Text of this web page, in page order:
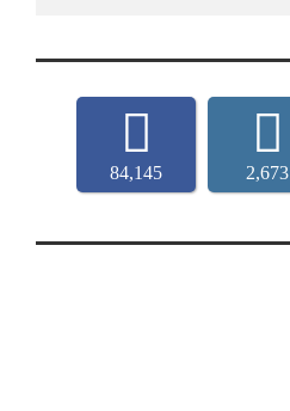
84,145 2,673